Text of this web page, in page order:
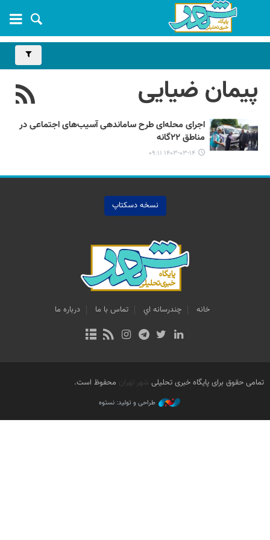
پیمان ضیایی
اجرای محله‌ای طرح ساماندهی آسیب‌های اجتماعی در
مناطق ۲۲گانه
۱۴۰۳-۰۳-۱۴ ۰۹:۱۱
نسخه دسکتاپ
خانه چندرسانه اي تماس با ما درباره ما
تمامی حقوق برای پایگاه خبری تحلیلی شهر تهران محفوظ است.
طراحی و تولید: نستوه